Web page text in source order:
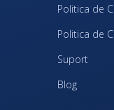
Politica de
Politica de
Suport
Blog